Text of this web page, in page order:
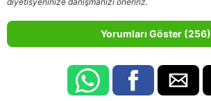
Yorumları Göster (256)